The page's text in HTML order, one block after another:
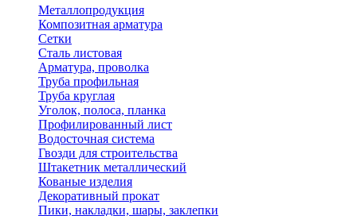
Металлопродукция
Композитная арматура
Сетки
Сталь листовая
Арматура, проволка
Труба профильная
Труба круглая
Уголок, полоса, планка
Профилированный лист
Водосточная система
Гвозди для строительства
Штакетник металлический
Кованые изделия
Декоративный прокат
Пики, накладки, шары, заклепки